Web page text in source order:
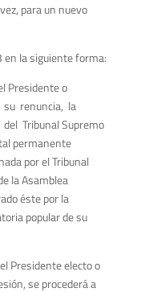
para un nuevo
en la siguiente forma:
Presidente o
su renuncia, la
Tribunal Supremo
permanente
por el Tribunal
la Asamblea
éste por la
popular de su
Presidente electo o
se procederá a